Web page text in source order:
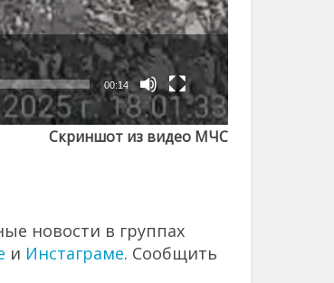
00:14
Скриншот из видео МЧС
новости в группах
и Инстаграме. Сообщить